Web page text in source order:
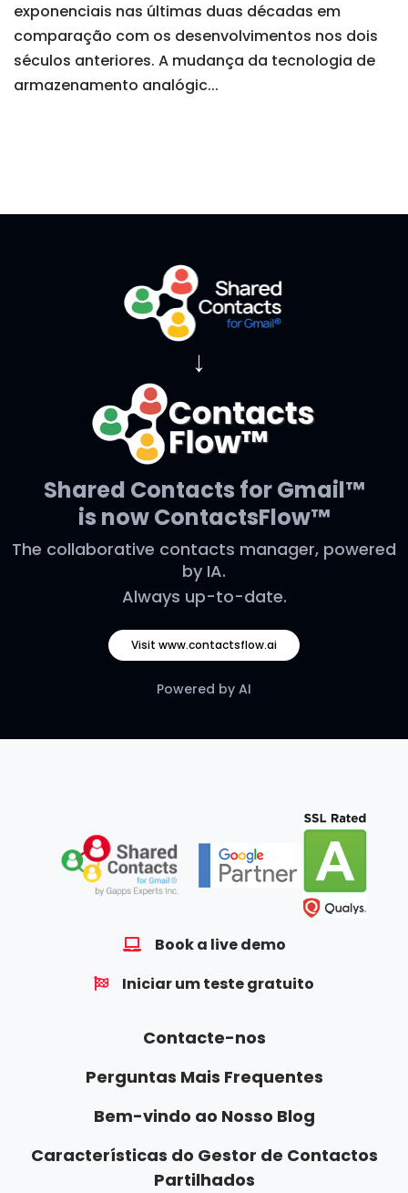
exponenciais nas últimas duas décadas em
comparação com os desenvolvimentos nos dois
séculos anteriores. A mudança da tecnologia de
armazenamento analógic...
→
Shared Contacts for Gmail™
is now ContactsFlow™
The collaborative contacts manager, powered
by IA.
Always up-to-date.
Visit www.contactsflow.ai
Powered by AI
Book a live demo
Iniciar um teste gratuito
Contacte-nos
Perguntas Mais Frequentes
Bem-vindo ao Nosso Blog
Características do Gestor de Contactos
Partilhados